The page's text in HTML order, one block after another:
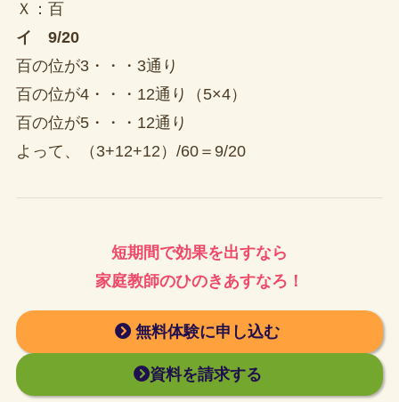
Ｘ：百
イ
9/20
百の位が3・・・3通り
百の位が4・・・12通り（5×4）
百の位が5・・・12通り
よって、（3+12+12）/60＝9/20
短期間で効果を出すなら
家庭教師のひのきあすなろ！
無料体験に申し込む
資料を請求する